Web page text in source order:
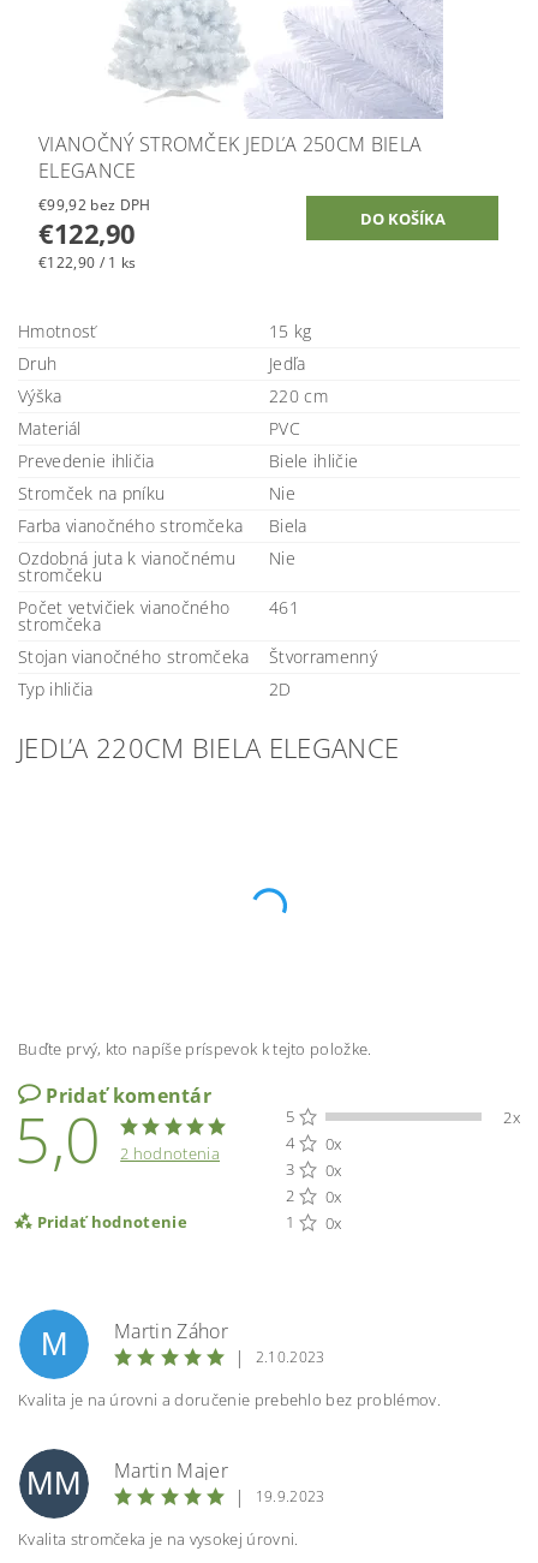
VIANOČNÝ STROMČEK JEDĽA 250CM BIELA
ELEGANCE
€99,92 bez DPH
€122,90
€122,90 / 1 ks
Hmotnosť
15 kg
Druh
Jedľa
Výška
220 cm
Materiál
PVC
Prevedenie ihličia
Biele ihličie
Stromček na pníku
Nie
Farba vianočného stromčeka
Biela
Ozdobná juta k vianočnému
stromčeku
Nie
Počet vetvičiek vianočného
stromčeka
461
Stojan vianočného stromčeka
Štvorramenný
Typ ihličia
2D
JEDĽA 220CM BIELA ELEGANCE
Buďte prvý, kto napíše príspevok k tejto položke.
Pridať komentár
5,0 2 hodnotenia
Pridať hodnotenie
5
2x
4
0x
3
0x
2
0x
1
0x
M
Martin Záhor
|
2.10.2023
Kvalita je na úrovni a doručenie prebehlo bez problémov.
MM
Martin Majer
|
19.9.2023
Kvalita stromčeka je na vysokej úrovni.